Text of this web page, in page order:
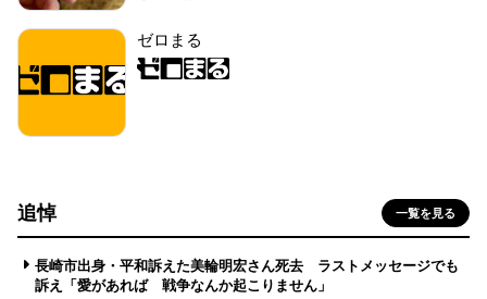
ゼロまる
追悼 一覧を見る
長崎市出身・平和訴えた美輪明宏さん死去 ラストメッセージでも
訴え「愛があれば 戦争なんか起こりません」